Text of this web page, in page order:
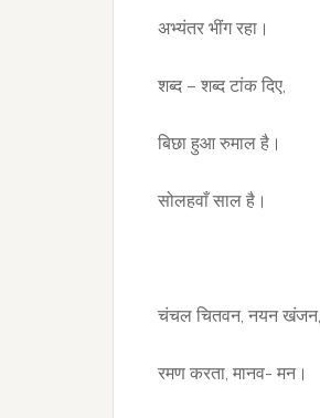
अभ्यंतर भींग रहा।
शब्द – शब्द टांक दिए,
बिछा हुआ रुमाल है।
सोलहवाँ साल है।
चंचल चितवन, नयन खंजन,
रमण करता, मानव- मन।